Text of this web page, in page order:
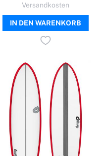
Versandkosten
IN DEN WARENKORB